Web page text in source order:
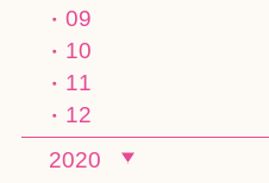
09
10
11
12
2020